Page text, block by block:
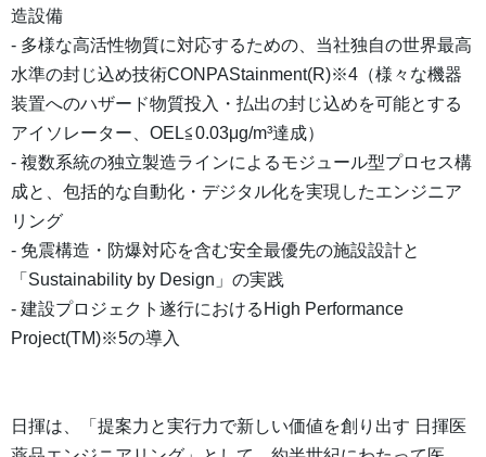
造設備
- 多様な高活性物質に対応するための、当社独自の世界最高
水準の封じ込め技術CONPAStainment(R)※4（様々な機器
装置へのハザード物質投入・払出の封じ込めを可能とする
アイソレーター、OEL≦0.03μg/m³達成）
- 複数系統の独立製造ラインによるモジュール型プロセス構
成と、包括的な自動化・デジタル化を実現したエンジニア
リング
- 免震構造・防爆対応を含む安全最優先の施設設計と
「Sustainability by Design」の実践
- 建設プロジェクト遂行におけるHigh Performance
Project(TM)※5の導入
日揮は、「提案力と実行力で新しい価値を創り出す 日揮医